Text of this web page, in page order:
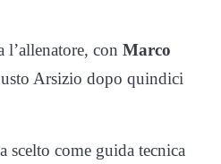
con Marco
Arsizio dopo quindici
scelto come guida tecnica